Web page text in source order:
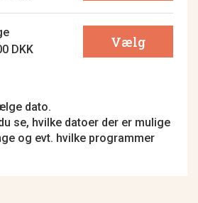
DKK
Vælg
dato.
se, hvilke datoer der er mulige
og evt. hvilke programmer